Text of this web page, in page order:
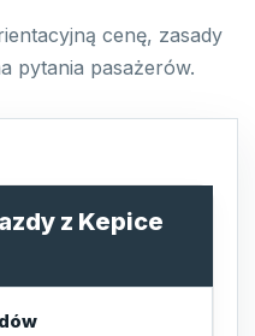
cenę, zasady
pytania pasażerów.
z Kepice